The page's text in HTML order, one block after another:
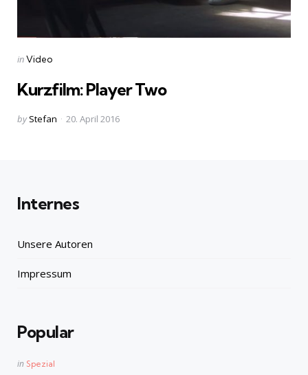
Categories
Posted
inVideo
Kurzfilm: Player Two
Posted
by Stefan 20. April 2016
Internes
Unsere Autoren
Impressum
Popular
Posted
in Spezial